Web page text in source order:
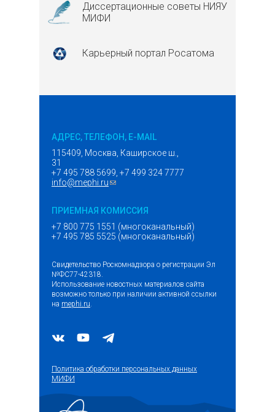
Диссертационные советы НИЯУ
МИФИ
Карьерный портал Росатома
АДРЕС, ТЕЛЕФОН, E-MAIL
115409, Москва, Каширское ш.,
31
+7 495 788 5699, +7 499 324 7777
info@mephi.ru(ссылка для отправки email)
ПРИЕМНАЯ КОМИССИЯ
+7 800 775 1551 (многоканальный)
+7 495 785 5525 (многоканальный)
Свидетельство Роскомнадзора о регистрации Эл
№ФС77-42318.
Использование новостных материалов сайта
возможно только при наличии активной ссылки
на mephi.ru.
Политика обработки персональных данных
МИФИ